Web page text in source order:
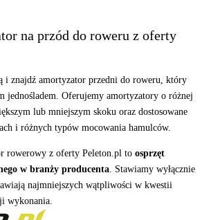
na przód do roweru z oferty
i znajdź amortyzator przedni do roweru, który
jednośladem. Oferujemy amortyzatory o różnej
lub mniejszym skoku oraz dostosowane
i różnych typów mocowania hamulców.
rowerowy z oferty Peleton.pl to osprzęt
w branży producenta. Stawiamy wyłącznie
najmniejszych wątpliwości w kwestii
wykonania.